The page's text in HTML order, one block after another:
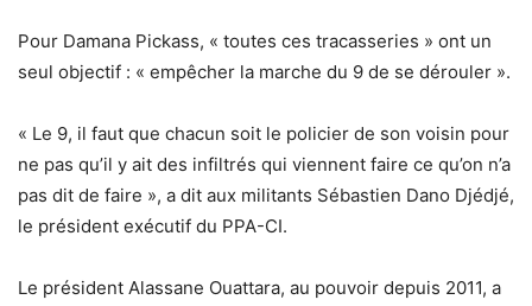
Pour Damana Pickass, « toutes ces tracasseries » ont un
seul objectif : « empêcher la marche du 9 de se dérouler ».
« Le 9, il faut que chacun soit le policier de son voisin pour
ne pas qu’il y ait des infiltrés qui viennent faire ce qu’on n’a
pas dit de faire », a dit aux militants Sébastien Dano Djédjé,
le président exécutif du PPA-CI.
Le président Alassane Ouattara, au pouvoir depuis 2011, a